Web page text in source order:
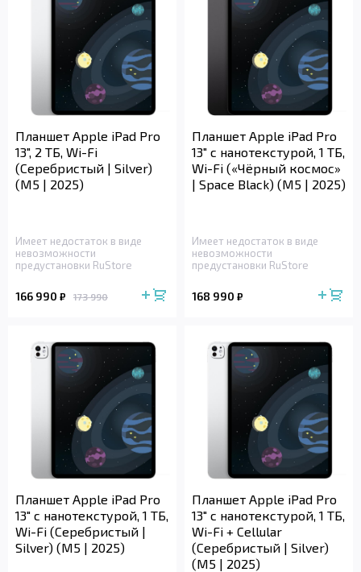
Планшет Apple iPad Pro
13", 2 ТБ, Wi-Fi
(Серебристый | Silver)
(M5 | 2025)
Имеет недостаток в виде
невозможности
предустановки RuStore
166 990 ₽ 173 990
Планшет Apple iPad Pro
13" с нанотекстурой, 1 ТБ,
Wi-Fi («Чёрный космос»
| Space Black) (M5 | 2025)
Имеет недостаток в виде
невозможности
предустановки RuStore
168 990 ₽
Планшет Apple iPad Pro
13" с нанотекстурой, 1 ТБ,
Wi-Fi (Серебристый |
Silver) (M5 | 2025)
Планшет Apple iPad Pro
13" с нанотекстурой, 1 ТБ,
Wi-Fi + Cellular
(Серебристый | Silver)
(M5 | 2025)